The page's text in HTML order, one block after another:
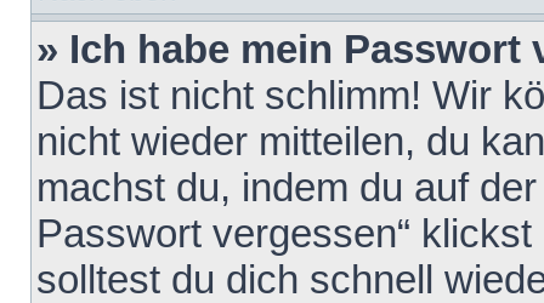
» Ich habe mein Passwort
Das ist nicht schlimm! Wir
nicht wieder mitteilen, du
machst du, indem du auf
Passwort vergessen“
solltest du dich schnell